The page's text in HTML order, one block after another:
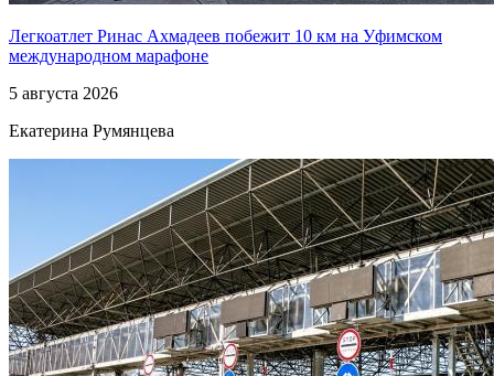
Легкоатлет Ринас Ахмадеев побежит 10 км на Уфимском
международном марафоне
5 августа 2026
Екатерина Румянцева